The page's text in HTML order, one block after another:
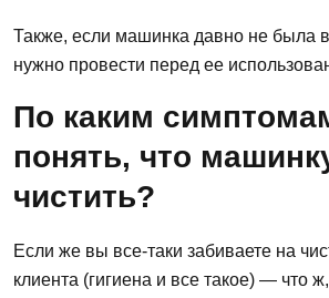
Также, если машинка давно не была в
нужно провести перед ее
По каким
понять, что
чистить?
Если же вы все-таки забиваете на
клиента (гигиена и все такое) — что